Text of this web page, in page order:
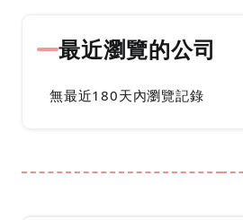
最近瀏覽的公司
無最近180天內瀏覽記錄